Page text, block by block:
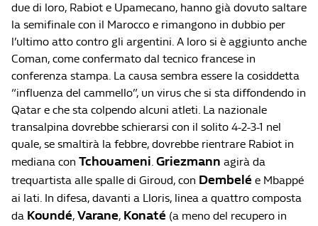
due di loro, Rabiot e Upamecano, hanno già dovuto saltare
la semifinale con il Marocco e rimangono in dubbio per
l’ultimo atto contro gli argentini. A loro si è aggiunto anche
Coman, come confermato dal tecnico francese in
conferenza stampa. La causa sembra essere la cosiddetta
“influenza del cammello”, un virus che si sta diffondendo in
Qatar e che sta colpendo alcuni atleti. La nazionale
transalpina dovrebbe schierarsi con il solito 4-2-3-1 nel
quale, se smaltirà la febbre, dovrebbe rientrare Rabiot in
mediana con Tchouameni. Griezmann agirà da
trequartista alle spalle di Giroud, con Dembelé e Mbappé
ai lati. In difesa, davanti a Lloris, linea a quattro composta
da Koundé, Varane, Konaté (a meno del recupero in